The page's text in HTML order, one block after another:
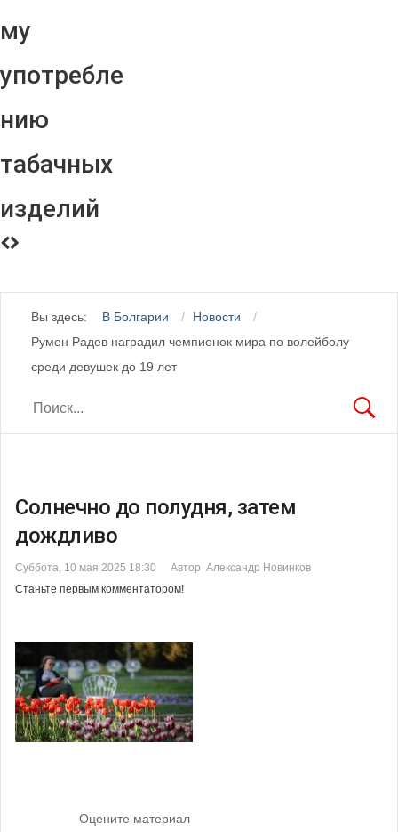
му
употребле
нию
табачных
изделий
Вы здесь: В Болгарии
Новости
Румен Радев наградил чемпионок мира по волейболу
среди девушек до 19 лет
Солнечно до полудня, затем
дождливо
Суббота, 10 мая 2025 18:30
Автор Александр Новинков
Станьте первым комментатором!
Оцените материал